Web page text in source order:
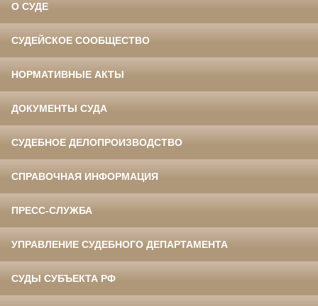
О СУДЕ
СУДЕЙСКОЕ СООБЩЕСТВО
НОРМАТИВНЫЕ АКТЫ
ДОКУМЕНТЫ СУДА
СУДЕБНОЕ ДЕЛОПРОИЗВОДСТВО
СПРАВОЧНАЯ ИНФОРМАЦИЯ
ПРЕСС-СЛУЖБА
УПРАВЛЕНИЕ СУДЕБНОГО ДЕПАРТАМЕНТА
СУДЫ СУБЪЕКТА РФ